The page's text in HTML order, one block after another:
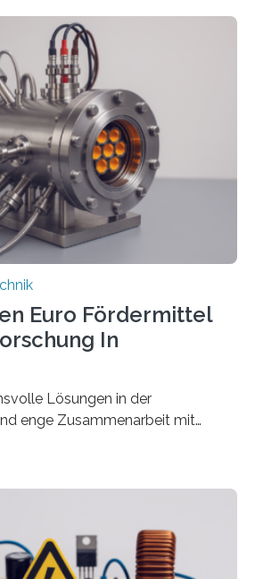
Die Stiftung
hat den Rechtsrahmen in einem
Praxis eingeordnet – inklusive der
Der
Energien-Anlagen
für die Energiewende.
an das Netz kann kein Strom
Nach dem Erneuerbare-Energien-
Euro Fördermittel
In
Lösungen in der
enge Zusammenarbeit mit
Transfer-Projekte zu
werden vom Europäischen
gefördert – mit einer
mehr als zwei Millionen Euro.